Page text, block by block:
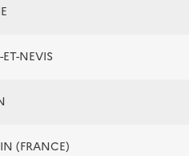
NEVIS
(FRANCE)